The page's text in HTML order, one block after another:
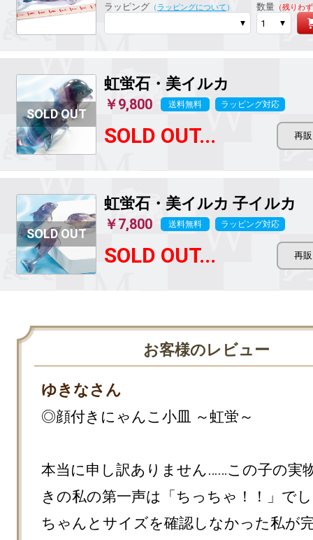
ラッピング （ ラッピングについて ） 数量（残りわ
虹蛍石・美イルカ
￥9,800 送料無料 ラッピング対応
SOLD OUT...
虹蛍石・美イルカ 子イルカ
￥7,800 送料無料 ラッピング対応
SOLD OUT...
お客様のレビュー
ゆきなさん
◎顔付きにゃんこ小皿 ～虹蛍～
本当に申し訳ありません……この子の実
きの私の第一声は「ちっちゃ！！」で
ちゃんとサイズを確認しなかった私が